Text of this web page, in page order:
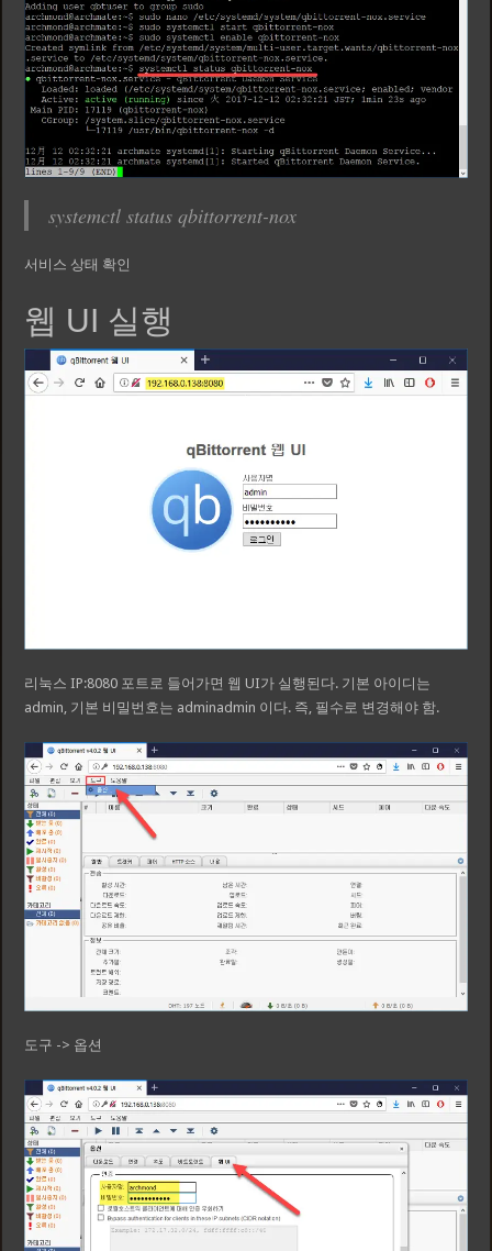
systemctl status qbittorrent-nox
서비스 상태 확인
웹 UI 실행
리눅스 IP:8080 포트로 들어가면 웹 UI가 실행된다. 기본 아이디는
admin, 기본 비밀번호는 adminadmin 이다. 즉, 필수로 변경해야 함.
도구 -> 옵션